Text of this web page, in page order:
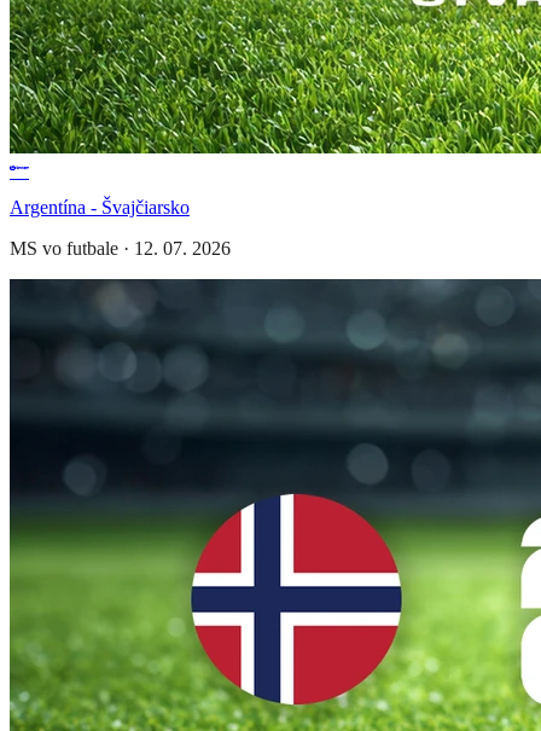
Argentína - Švajčiarsko
MS vo futbale · 12. 07. 2026